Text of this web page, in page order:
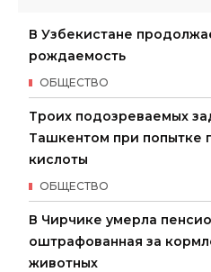
В Узбекистане
рождаемость
ОБЩЕСТВО
Троих подозреваемых
Ташкентом при попытке
кислоты
ОБЩЕСТВО
В Чирчике умерла
оштрафованная за
животных